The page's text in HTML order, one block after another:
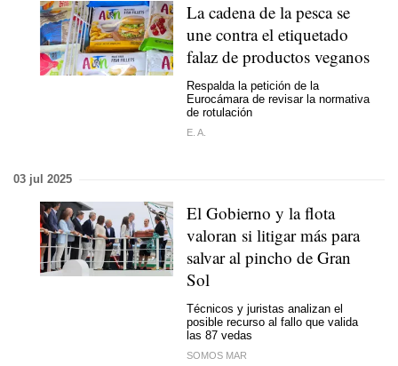
La cadena de la pesca se
une contra el etiquetado
falaz de productos veganos
Respalda la petición de la
Eurocámara de revisar la normativa
de rotulación
E. A.
03 jul 2025
El Gobierno y la flota
valoran si litigar más para
salvar al pincho de Gran
Sol
Técnicos y juristas analizan el
posible recurso al fallo que valida
las 87 vedas
SOMOS MAR